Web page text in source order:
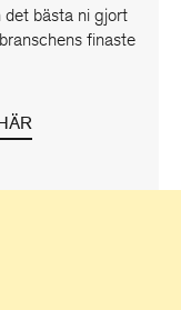
det bästa ni gjort
finaste